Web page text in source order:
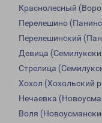
Краснолесный
Перелешино
Перелешинский
Девица
Стрелица
Хохол (Хохольский
Нечаевка
Воля